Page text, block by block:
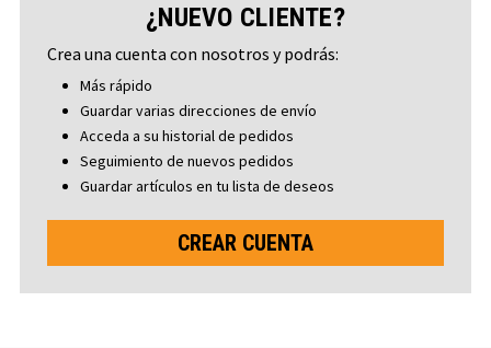
¿NUEVO CLIENTE?
Crea una cuenta con nosotros y podrás:
Más rápido
Guardar varias direcciones de envío
Acceda a su historial de pedidos
Seguimiento de nuevos pedidos
Guardar artículos en tu lista de deseos
CREAR CUENTA